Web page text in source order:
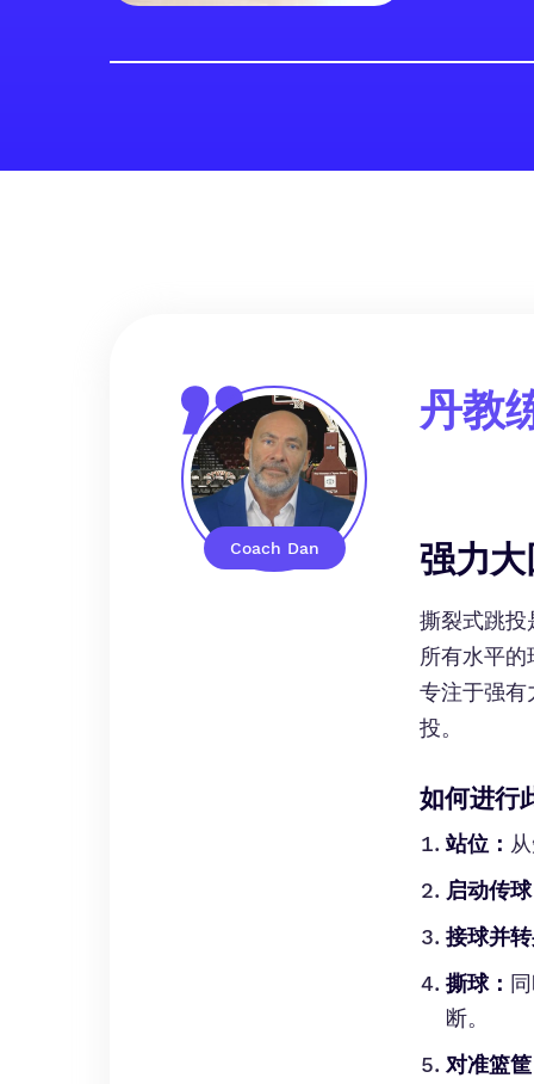
Coach Dan
丹教
强力
撕裂式跳投
所有水平
专注于强有
投。
如何进行
站位：
启动传
接球并
撕球：
断。
对准篮